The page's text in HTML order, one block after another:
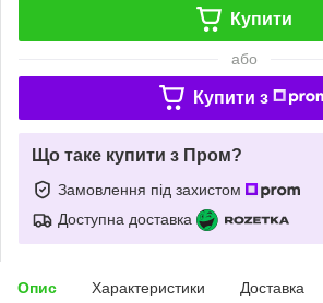
Купити
або
Купити з
Що таке купити з Пром?
Замовлення під захистом
Доступна доставка
Опис Характеристики Доставка